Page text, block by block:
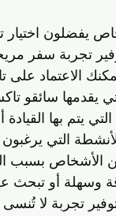
يفضلون اختيار
تجربة سفر
الاعتماد على
يقدمها سائقو
يتم بها
التي
الأشخاص بسبب
وسهلة أو تبحث
تجربة لا